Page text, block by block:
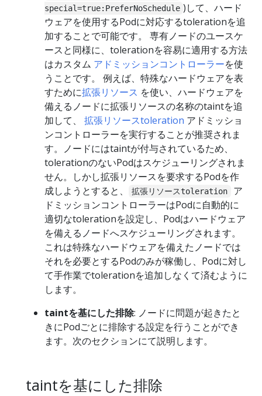
special=true:PreferNoSchedule )して、ハード
ウェアを使用するPodに対応するtolerationを追
加することで可能です。 専有ノードのユースケ
ースと同様に、tolerationを容易に適用する方法
はカスタム アドミッションコントローラーを使
うことです。 例えば、特殊なハードウェアを表
すために拡張リソース を使い、ハードウェアを
備えるノードに拡張リソースの名称のtaintを追
加して、 拡張リソースtoleration アドミッショ
ンコントローラーを実行することが推奨されま
す。ノードにはtaintが付与されているため、
tolerationのないPodはスケジューリングされま
せん。しかし拡張リソースを要求するPodを作
成しようとすると、
拡張リソースtoleration
ア
ドミッションコントローラーはPodに自動的に
適切なtolerationを設定し、Podはハードウェア
を備えるノードへスケジューリングされます。
これは特殊なハードウェアを備えたノードでは
それを必要とするPodのみが稼働し、Podに対し
て手作業でtolerationを追加しなくて済むように
します。
taintを基にした排除: ノードに問題が起きたと
きにPodごとに排除する設定を行うことができ
ます。次のセクションにて説明します。
taintを基にした排除